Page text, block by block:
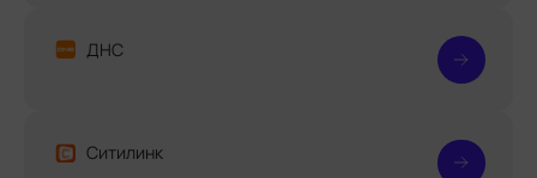
ДНС
Ситилинк